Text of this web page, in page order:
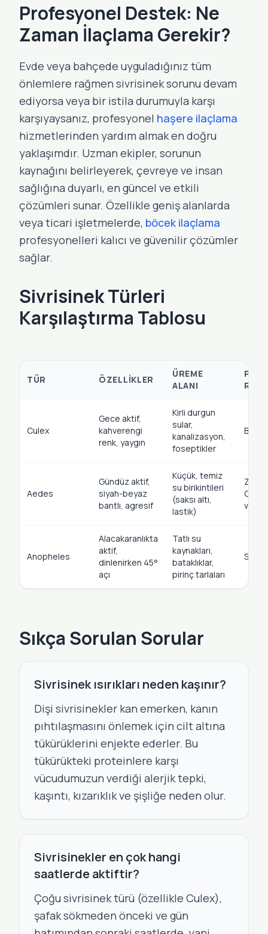
Profesyonel Destek: Ne
Zaman İlaçlama Gerekir?
Evde veya bahçede uyguladığınız tüm
önlemlere rağmen sivrisinek sorunu devam
ediyorsa veya bir istila durumuyla karşı
karşıyaysanız, profesyonel haşere ilaçlama
hizmetlerinden yardım almak en doğru
yaklaşımdır. Uzman ekipler, sorunun
kaynağını belirleyerek, çevreye ve insan
sağlığına duyarlı, en güncel ve etkili
çözümleri sunar. Özellikle geniş alanlarda
veya ticari işletmelerde, böcek ilaçlama
profesyonelleri kalıcı ve güvenilir çözümler
sağlar.
Sivrisinek Türleri
Karşılaştırma Tablosu
TÜR ÖZELLIKLER
ÜREME
ALANI
Culex
Gece aktif,
kahverengi
renk, yaygın
Kirli durgun
sular,
kanalizasyon,
foseptikler
Batı
Aedes
Gündüz aktif,
siyah-beyaz
bantlı, agresif
Küçük, temiz
su birikintileri
(saksı altı,
lastik)
Zika,
Anopheles
Alacakaranlıkta
aktif,
dinlenirken 45°
açı
Tatlı su
kaynakları,
bataklıklar,
pirinç tarlaları
Sıtma
Sıkça Sorulan Sorular
Sivrisinek ısırıkları neden kaşınır?
Dişi sivrisinekler kan emerken, kanın
pıhtılaşmasını önlemek için cilt altına
tükürüklerini enjekte ederler. Bu
tükürükteki proteinlere karşı
vücudumuzun verdiği alerjik tepki,
kaşıntı, kızarıklık ve şişliğe neden olur.
Sivrisinekler en çok hangi
saatlerde aktiftir?
Çoğu sivrisinek türü (özellikle Culex),
şafak sökmeden önceki ve gün